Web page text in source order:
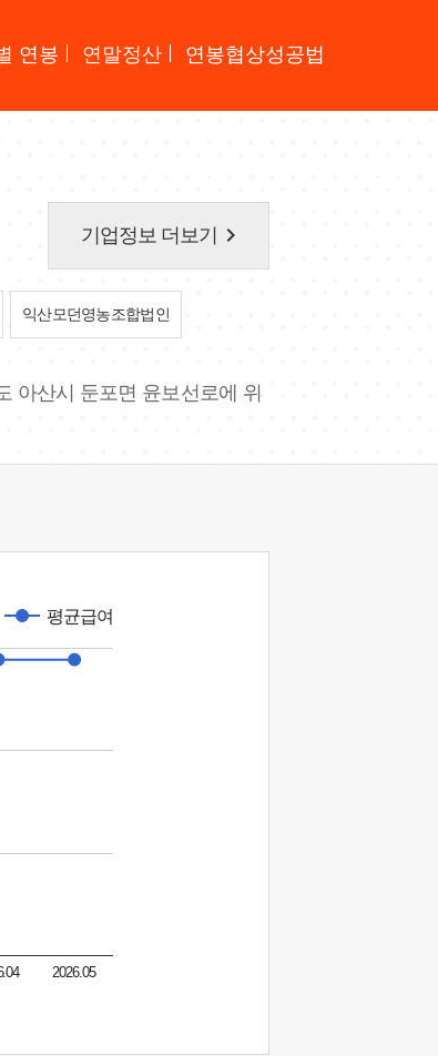
연봉 연말정산 연봉협상성공법
기업정보 더보기 keyboard_arrow_right
익산모던영농조합법인
아산시 둔포면 윤보선로에 위
평균급여
2026.05